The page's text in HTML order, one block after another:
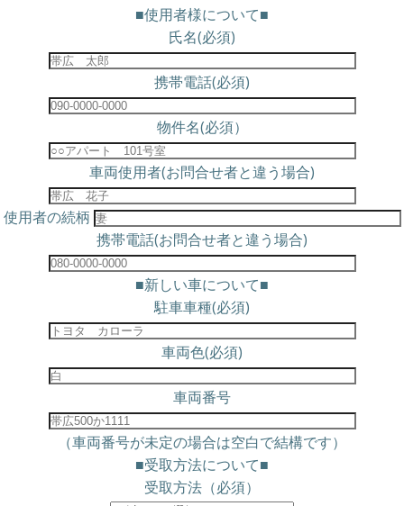
■使用者様について■
氏名(必須)
携帯電話(必須)
物件名(必須）
車両使用者(お問合せ者と違う場合)
使用者の続柄
携帯電話(お問合せ者と違う場合)
■新しい車について■
駐車車種(必須)
車両色(必須)
車両番号
（車両番号が未定の場合は空白で結構です）
■受取方法について■
受取方法（必須）